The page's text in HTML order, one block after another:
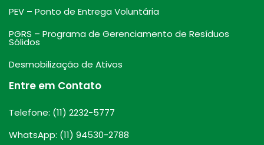
PEV – Ponto de Entrega Voluntária
PGRS – Programa de Gerenciamento de Resíduos
Sólidos
Desmobilização de Ativos
Entre em Contato
Telefone: (11) 2232-5777
WhatsApp: (11) 94530-2788